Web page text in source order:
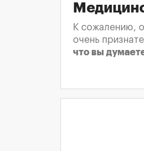
К сожалению,
очень
что вы